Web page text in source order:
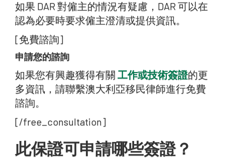
如果 DAR 對僱主的情況有疑慮，DAR 可以在
認為必要時要求僱主澄清或提供資訊。
[免費諮詢]
申請您的諮詢
如果您有興趣獲得有關 工作或技術簽證的更
多資訊，請聯繫澳大利亞移民律師進行免費
諮詢。
[/free_consultation]
此保證可申請哪些簽證？